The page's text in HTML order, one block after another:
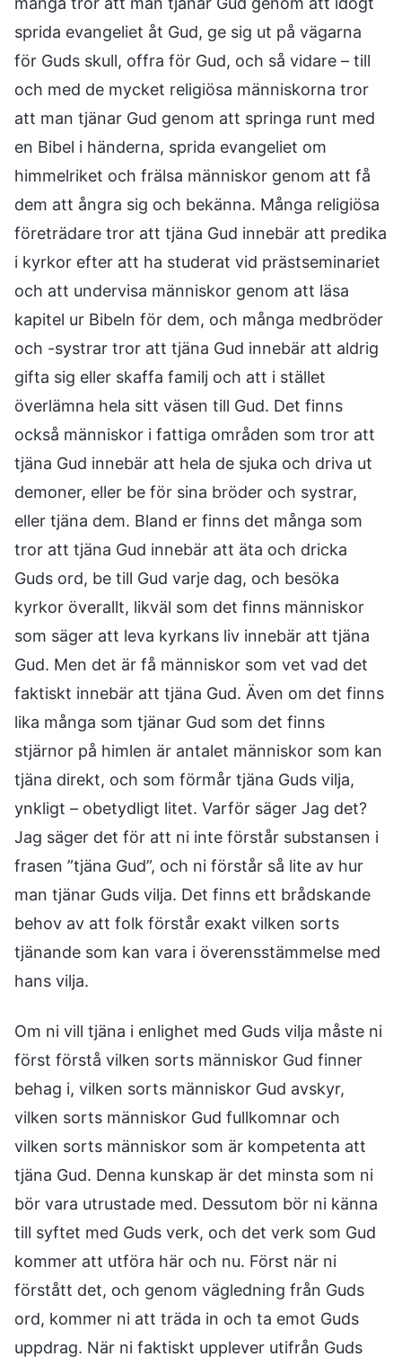
sprida evangeliet åt Gud, ge sig ut på vägarna
för Guds skull, offra för Gud, och så vidare – till
och med de mycket religiösa människorna tror
att man tjänar Gud genom att springa runt med
en Bibel i händerna, sprida evangeliet om
himmelriket och frälsa människor genom att få
dem att ångra sig och bekänna. Många religiösa
företrädare tror att tjäna Gud innebär att predika
i kyrkor efter att ha studerat vid prästseminariet
och att undervisa människor genom att läsa
kapitel ur Bibeln för dem, och många medbröder
och -systrar tror att tjäna Gud innebär att aldrig
gifta sig eller skaffa familj och att i stället
överlämna hela sitt väsen till Gud. Det finns
också människor i fattiga områden som tror att
tjäna Gud innebär att hela de sjuka och driva ut
demoner, eller be för sina bröder och systrar,
eller tjäna dem. Bland er finns det många som
tror att tjäna Gud innebär att äta och dricka
Guds ord, be till Gud varje dag, och besöka
kyrkor överallt, likväl som det finns människor
som säger att leva kyrkans liv innebär att tjäna
Gud. Men det är få människor som vet vad det
faktiskt innebär att tjäna Gud. Även om det finns
lika många som tjänar Gud som det finns
stjärnor på himlen är antalet människor som kan
tjäna direkt, och som förmår tjäna Guds vilja,
ynkligt – obetydligt litet. Varför säger Jag det?
Jag säger det för att ni inte förstår substansen i
frasen ”tjäna Gud”, och ni förstår så lite av hur
man tjänar Guds vilja. Det finns ett brådskande
behov av att folk förstår exakt vilken sorts
tjänande som kan vara i överensstämmelse med
hans vilja.
Om ni vill tjäna i enlighet med Guds vilja måste ni
först förstå vilken sorts människor Gud finner
behag i, vilken sorts människor Gud avskyr,
vilken sorts människor Gud fullkomnar och
vilken sorts människor som är kompetenta att
tjäna Gud. Denna kunskap är det minsta som ni
bör vara utrustade med. Dessutom bör ni känna
till syftet med Guds verk, och det verk som Gud
kommer att utföra här och nu. Först när ni
förstått det, och genom vägledning från Guds
ord, kommer ni att träda in och ta emot Guds
uppdrag. När ni faktiskt upplever utifrån Guds